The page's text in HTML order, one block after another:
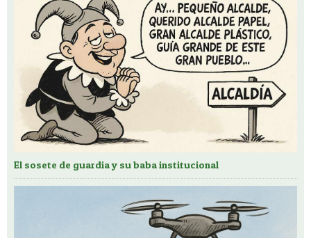
El sosete de guardia y su baba institucional